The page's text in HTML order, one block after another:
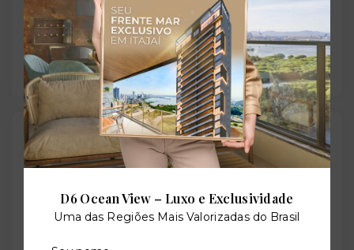
Permite animais
Outras Informações
O-28692-49120
D6 Ocean View – Luxo e Exclusividade
Uma das Regiões Mais Valorizadas do Brasil